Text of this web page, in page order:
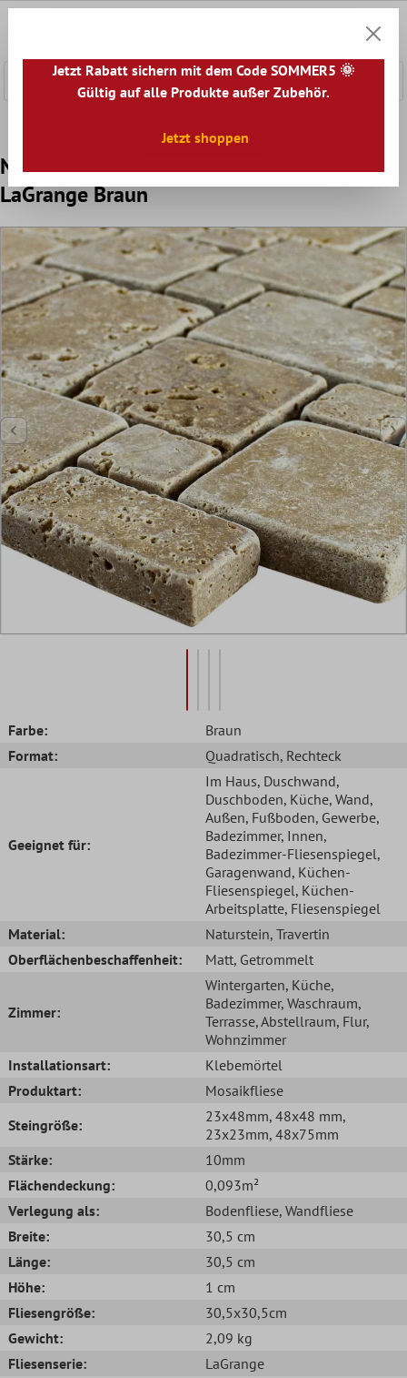
Naturstein Travertin Mosaikfliesen
LaGrange Braun
Farbe:
Braun
Format:
Quadratisch, Rechteck
Geeignet für:
Im Haus, Duschwand,
Duschboden, Küche, Wand,
Außen, Fußboden, Gewerbe,
Badezimmer, Innen,
Badezimmer-Fliesenspiegel,
Garagenwand, Küchen-
Fliesenspiegel, Küchen-
Arbeitsplatte, Fliesenspiegel
Material:
Naturstein, Travertin
Oberflächenbeschaffenheit:
Matt, Getrommelt
Zimmer:
Wintergarten, Küche,
Badezimmer, Waschraum,
Terrasse, Abstellraum, Flur,
Wohnzimmer
Installationsart:
Klebemörtel
Produktart:
Mosaikfliese
Steingröße:
23x48mm, 48x48 mm,
23x23mm, 48x75mm
Stärke:
10mm
Flächendeckung:
0,093m²
Verlegung als:
Bodenfliese, Wandfliese
Breite:
30,5 cm
Länge:
30,5 cm
Höhe:
1 cm
Fliesengröße:
30,5x30,5cm
Gewicht:
2,09 kg
Fliesenserie:
LaGrange
Jetzt Rabatt sichern mit dem Code SOMMER5 🌞
Gültig auf alle Produkte außer Zubehör.
Jetzt shoppen